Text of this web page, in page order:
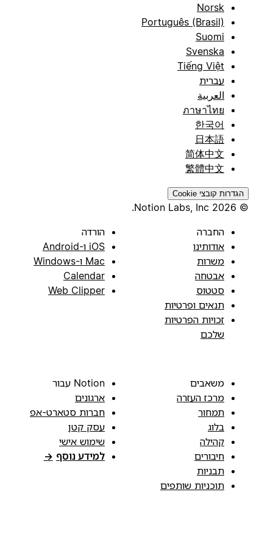
Norsk
Português (Brasil)
Suomi
Svenska
Tiếng Việt
עברית
العربية
ภาษาไทย
한국어
日本語
简体中文
繁體中文
הגדרות קובצי Cookie
החברה
אודותינו
משרות
אבטחה
סטטוס
תנאים ופרטיות
זכויות הפרטיות
שלכם
הורדה
iOS ו-Android
Mac ו-Windows
Calendar
Web Clipper
משאבים
מרכז העזרה
תמחור
בלוג
קהילה
חיבורים
תבניות
תוכניות שותפים
Notion עבור
ארגונים
חברות סטארט-אפ
עסק קטן
שימוש אישי
למידע נוסף →